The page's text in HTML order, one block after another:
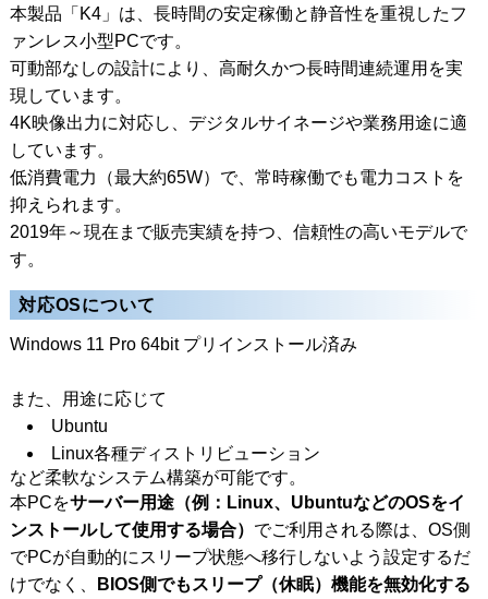
本製品「K4」は、長時間の安定稼働と静音性を重視したフ
ァンレス小型PCです。
可動部なしの設計により、高耐久かつ長時間連続運用を実
現しています。
4K映像出力に対応し、デジタルサイネージや業務用途に適
しています。
低消費電力（最大約65W）で、常時稼働でも電力コストを
抑えられます。
2019年～現在まで販売実績を持つ、信頼性の高いモデルで
す。
対応OSについて
Windows 11 Pro 64bit プリインストール済み
また、用途に応じて
Ubuntu
Linux各種ディストリビューション
など柔軟なシステム構築が可能です。
本PCをサーバー用途（例：Linux、UbuntuなどのOSをイ
ンストールして使用する場合） でご利用される際は、OS側
でPCが自動的にスリープ状態へ移行しないよう設定するだ
けでなく、
BIOS側でもスリープ（休眠）機能を無効化する